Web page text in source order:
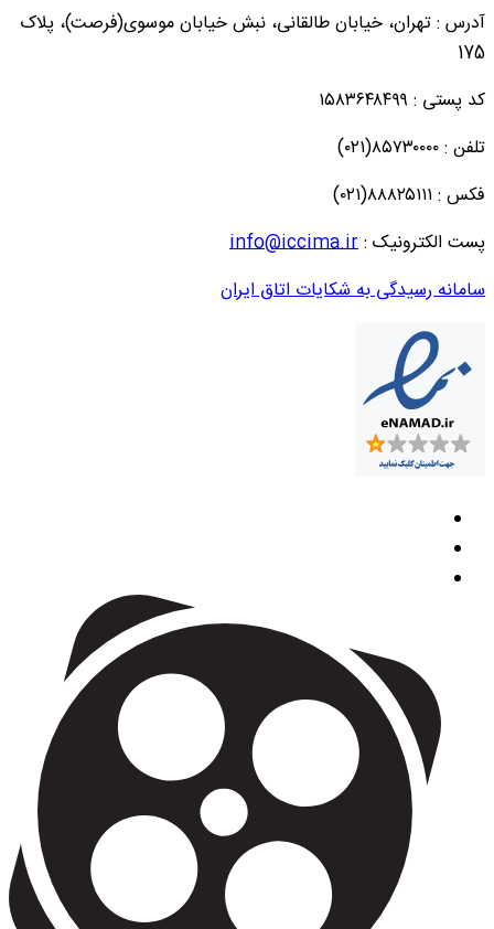
آدرس : تهران، خیابان طالقانی، نبش خیابان موسوی(فرصت)، پلاک
175
کد پستی : ۱۵۸۳۶۴۸۴۹۹
تلفن : ۸۵۷۳۰۰۰۰(۰۲۱)
فکس : ۸۸۸۲۵۱۱۱(۰۲۱)
پست الکترونیک :info@iccima.ir
سامانه رسیدگی به شکایات اتاق ایران